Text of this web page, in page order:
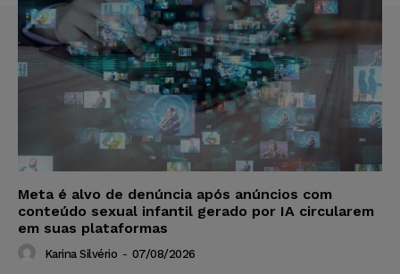
Meta é alvo de denúncia após anúncios com
conteúdo sexual infantil gerado por IA circularem
em suas plataformas
Karina Silvério - 07/08/2026